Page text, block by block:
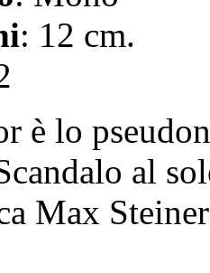
: 12 cm.
è lo
al
Max